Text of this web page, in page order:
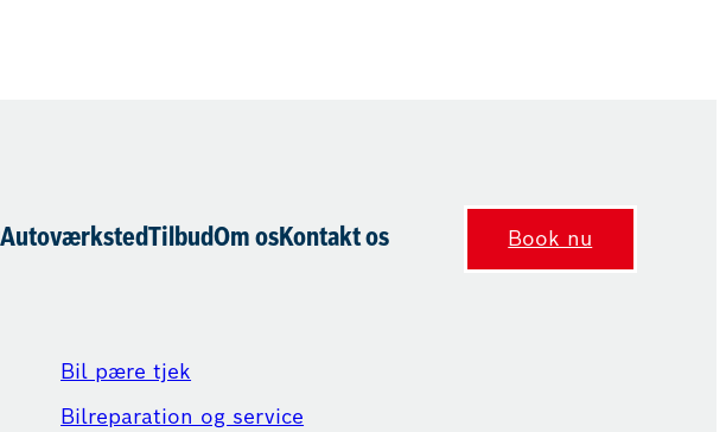
AutoværkstedTilbudOm osKontakt os Book nu
Bil pære tjek
Bilreparation og service